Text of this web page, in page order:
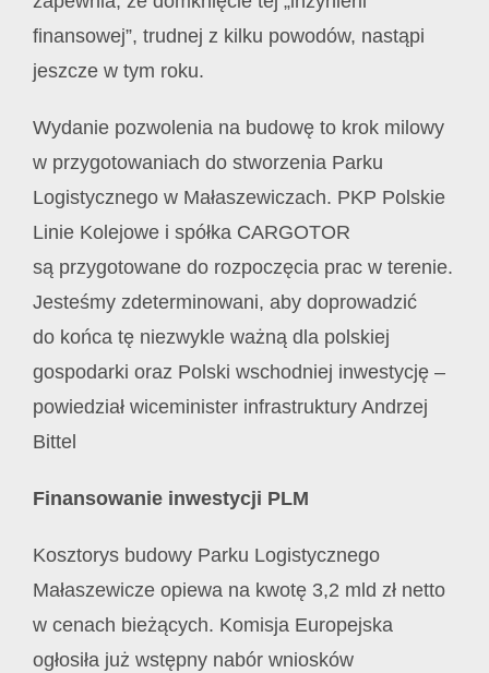
finansowej”, trudnej z kilku powodów, nastąpi
jeszcze w tym roku.
Wydanie pozwolenia na budowę to krok milowy
w przygotowaniach do stworzenia Parku
Logistycznego w Małaszewiczach. PKP Polskie
Linie Kolejowe i spółka CARGOTOR
są przygotowane do rozpoczęcia prac w terenie.
Jesteśmy zdeterminowani, aby doprowadzić
do końca tę niezwykle ważną dla polskiej
gospodarki oraz Polski wschodniej inwestycję –
powiedział wiceminister infrastruktury Andrzej
Bittel
Finansowanie inwestycji PLM
Kosztorys budowy Parku Logistycznego
Małaszewicze opiewa na kwotę 3,2 mld zł netto
w cenach bieżących. Komisja Europejska
ogłosiła już wstępny nabór wniosków